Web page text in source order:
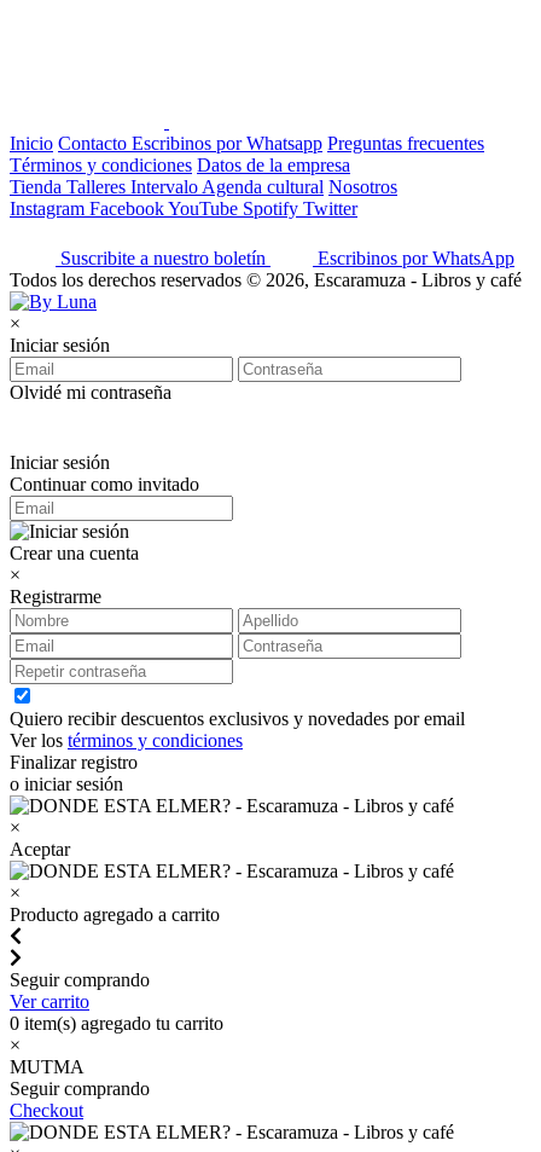
Inicio Contacto Escribinos por Whatsapp Preguntas frecuentes
Términos y condiciones Datos de la empresa
Tienda Talleres Intervalo Agenda cultural Nosotros
Instagram FacebookYouTube Spotify Twitter
Suscribite a nuestro boletín
Escribinos por WhatsApp
Todos los derechos reservados © 2026, Escaramuza - Libros y café
×
Iniciar sesión
Olvidé mi contraseña
Iniciar sesión
Continuar como invitado
Crear una cuenta
×
Registrarme
Quiero recibir descuentos exclusivos y novedades por email
Ver los términos y condiciones
Finalizar registro
o iniciar sesión
×
Aceptar
×
Producto agregado a carrito
Seguir comprando
Ver carrito
0 item(s) agregado tu carrito
×
MUTMA
Seguir comprando
Checkout